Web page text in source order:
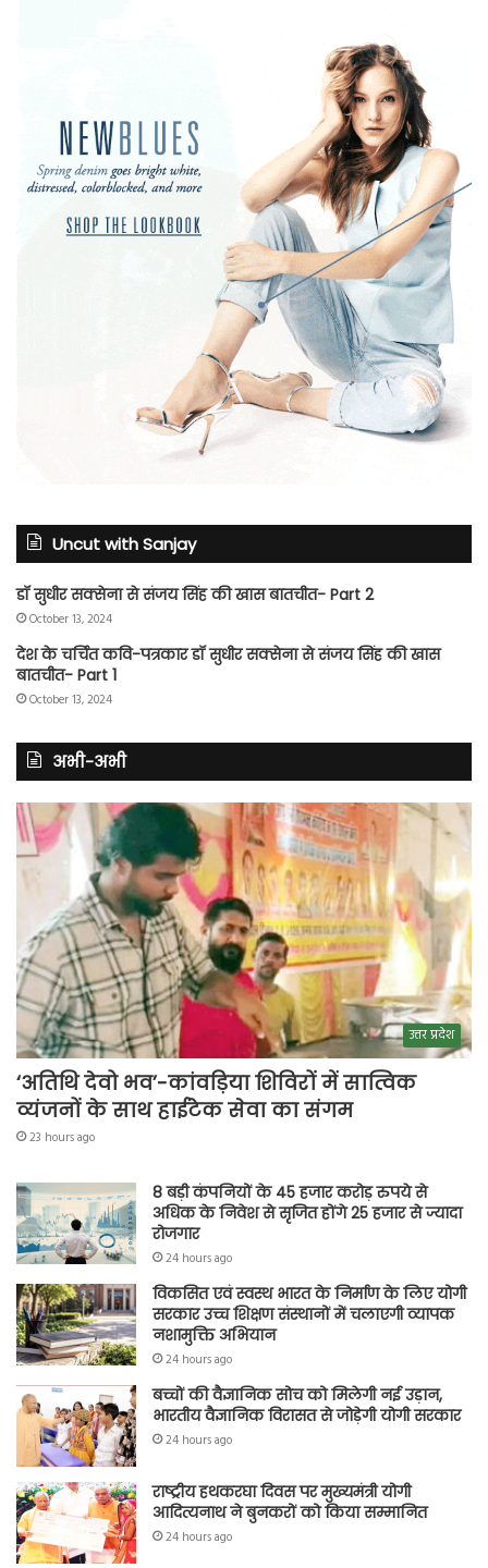
Uncut with Sanjay
डॉ सुधीर सक्सेना से संजय सिंह की खास बातचीत- Part 2
October 13, 2024
देश के चर्चित कवि-पत्रकार डॉ सुधीर सक्सेना से संजय सिंह की खास
बातचीत- Part 1
October 13, 2024
अभी-अभी
उत्तर प्रदेश
‘अतिथि देवो भव’-कांवड़िया शिविरों में सात्विक
व्यंजनों के साथ हाईटेक सेवा का संगम
23 hours ago
8 बड़ी कंपनियों के 45 हजार करोड़ रुपये से
अधिक के निवेश से सृजित होंगे 25 हजार से ज्यादा
रोजगार
24 hours ago
विकसित एवं स्वस्थ भारत के निर्माण के लिए योगी
सरकार उच्च शिक्षण संस्थानों में चलाएगी व्यापक
नशामुक्ति अभियान
24 hours ago
बच्चों की वैज्ञानिक सोच को मिलेगी नई उड़ान,
भारतीय वैज्ञानिक विरासत से जोड़ेगी योगी सरकार
24 hours ago
राष्ट्रीय हथकरघा दिवस पर मुख्यमंत्री योगी
आदित्यनाथ ने बुनकरों को किया सम्मानित
24 hours ago